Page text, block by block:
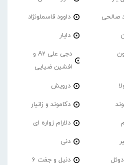
صالحی داوود قاسملونژاد
دایار
دجی علی A2 و
افشین ضیایی
درویش
دکاموند و زانیار
دلارام زواره ای
دنی
دنیل و جفت 6